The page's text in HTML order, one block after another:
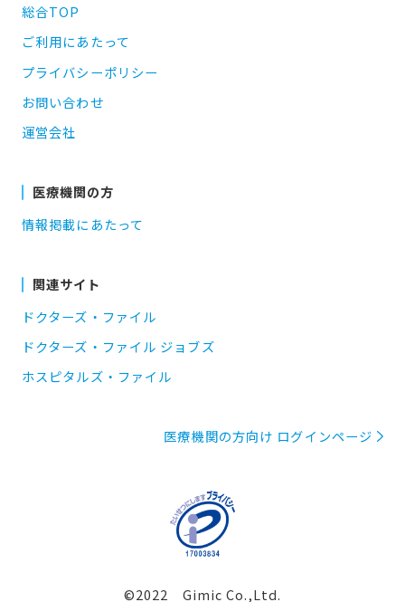
総合TOP
ご利用にあたって
プライバシーポリシー
お問い合わせ
運営会社
医療機関の方
情報掲載にあたって
関連サイト
ドクターズ・ファイル
ドクターズ・ファイル ジョブズ
ホスピタルズ・ファイル
医療機関の方向け ログインページ
©2022 Gimic Co.,Ltd.